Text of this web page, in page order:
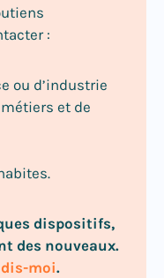
:
ou d’industrie
et de
dispositifs,
des nouveaux.
moi.